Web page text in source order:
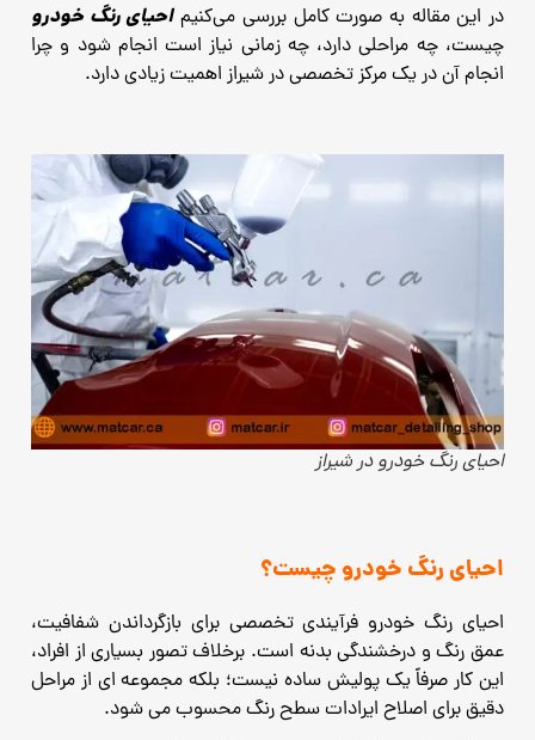
در این مقاله به ‌صورت کامل بررسی می‌کنیماحیای رنگ خودرو
چیست، چه مراحلی دارد، چه زمانی نیاز است انجام شود و چرا
انجام آن در یک مرکز تخصصی در شیراز اهمیت زیادی دارد.
احیای رنگ خودرو در شیراز
احیای رنگ خودرو چیست؟
احیای رنگ خودرو فرآیندی تخصصی برای بازگرداندن شفافیت،
عمق رنگ و درخشندگی بدنه است. برخلاف تصور بسیاری از افراد،
این کار صرفاً یک پولیش ساده نیست؛ بلکه مجموعه‌ ای از مراحل
دقیق برای اصلاح ایرادات سطح رنگ محسوب می ‌شود.